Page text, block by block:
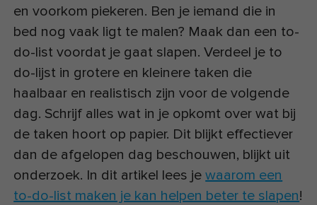
en voorkom piekeren. Ben je iemand die in
bed nog vaak ligt te malen? Maak dan een to-
do-list voordat je gaat slapen. Verdeel je to
do-lijst in grotere en kleinere taken die
haalbaar en realistisch zijn voor de volgende
dag. Schrijf alles wat in je opkomt over wat bij
de taken hoort op papier. Dit blijkt effectiever
dan de afgelopen dag beschouwen, blijkt uit
onderzoek. In dit artikel lees jewaarom een
to-do-list maken je kan helpen beter te slapen!